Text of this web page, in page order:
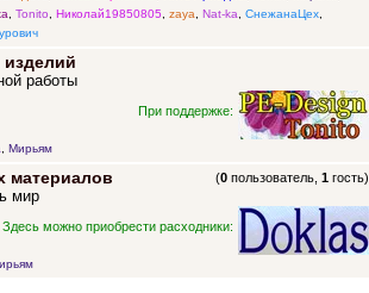
, Tonito, Николай19850805, zaya, Nat-ka, СнежанаЦех,
изделий
работы
При поддержке:
, Мирьям
материалов (0 пользователь,1 гость)
мир
Здесь можно приобрести расходники: